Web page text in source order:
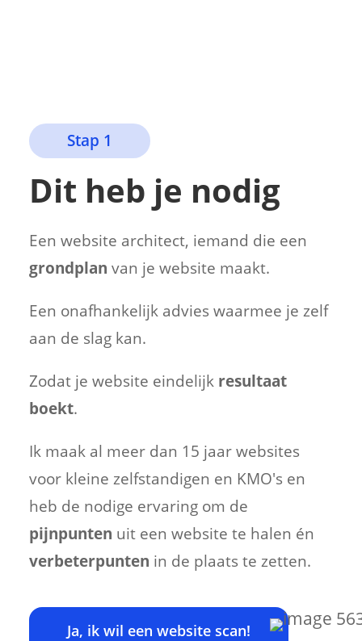
Stap 1
Dit heb je nodig
Een website architect, iemand die een
grondplan van je website maakt.
Een onafhankelijk advies waarmee je zelf
aan de slag kan.
Zodat je website eindelijk resultaat
boekt.
Ik maak al meer dan 15 jaar websites
voor kleine zelfstandigen en KMO's en
heb de nodige ervaring om de
pijnpunten uit een website te halen én
verbeterpunten in de plaats te zetten.
Ja, ik wil een website scan!